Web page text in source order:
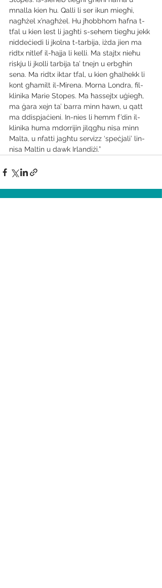
mnalla kien hu. Qalli li ser ikun miegħi,
nagħżel x’nagħżel. Hu jħobbhom ħafna t-
tfal u kien lest li jagħti s-sehem tiegħu jekk
niddeċiedi li jkolna t-tarbija, iżda jien ma
ridtx nitlef il-ħajja li kelli. Ma stajtx nieħu
riskju li jkolli tarbija ta’ tnejn u erbgħin
sena. Ma ridtx iktar tfal, u kien għalhekk li
kont għamilt il-Mirena. Morna Londra, fil-
klinika Marie Stopes. Ma ħassejtx uġiegħ,
ma ġara xejn ta’ barra minn hawn, u qatt
ma ddispjaċieni. In-nies li hemm f’din il-
klinika huma mdorrijin jilqgħu nisa minn
Malta, u nfatti jagħtu servizz ‘speċjali’ lin-
nisa Maltin u dawk Irlandiżi.”